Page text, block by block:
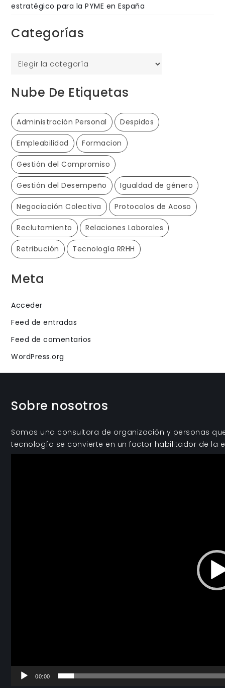
estratégico para la PYME en España
Categorías
Categorías
Nube De Etiquetas
Administración Personal Despidos
Empleabilidad Formacion
Gestión del Compromiso
Gestión del Desempeño Igualdad de género
Negociación Colectiva Protocolos de Acoso
Reclutamiento Relaciones Laborales
Retribución Tecnología RRHH
Meta
Acceder
Feed de entradas
Feed de comentarios
WordPress.org
Sobre nosotros
Somos una consultora de organización y personas
tecnología se convierte en un factor habilitador de la
00:00